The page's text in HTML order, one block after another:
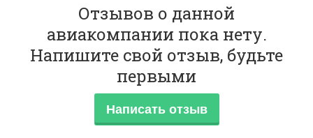
Отзывов о данной
авиакомпании пока нету.
Напишите свой отзыв, будьте
первыми
Написать отзыв